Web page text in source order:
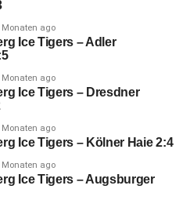
Monaten ago
Ice Tigers – Adler
Monaten ago
Ice Tigers – Dresdner
Monaten ago
Ice Tigers – Kölner Haie 2:4
Monaten ago
Ice Tigers – Augsburger